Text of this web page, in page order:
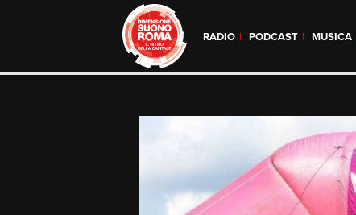
RADIO PODCAST MUSICA